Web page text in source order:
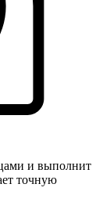
и выполнит
точную